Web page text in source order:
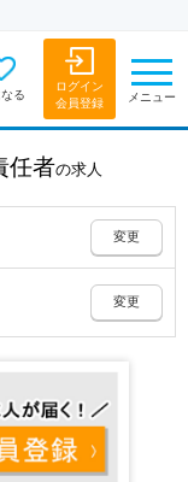
る
ログイン
会員登録
メニュー
任者の求人
変更
変更